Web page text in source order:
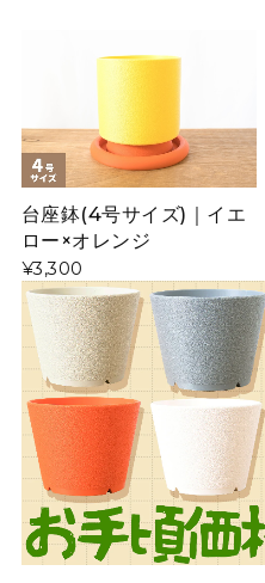
台座鉢(4号サイズ)｜イエ
ロー×オレンジ
¥3,300